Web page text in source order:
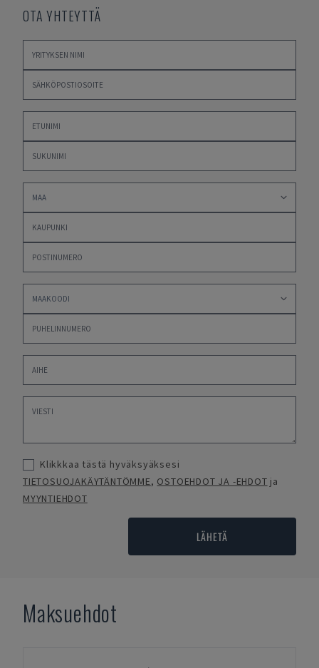
OTA YHTEYTTÄ
Klikkkaa tästä hyväksyäksesi
TIETOSUOJAKÄYTÄNTÖMME, OSTOEHDOT JA -EHDOT ja
MYYNTIEHDOT
LÄHETÄ
Maksuehdot